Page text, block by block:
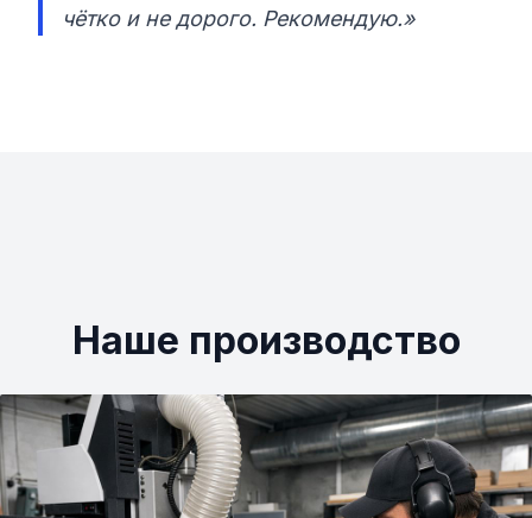
чётко и не дорого. Рекомендую.»
Наше производство